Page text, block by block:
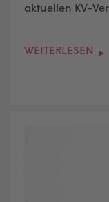
aktuellen KV-
WEITERLESEN